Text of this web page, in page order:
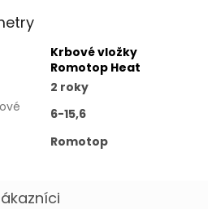
Krbové vložky
Romotop Heat
2 roky
6-15,6
Romotop